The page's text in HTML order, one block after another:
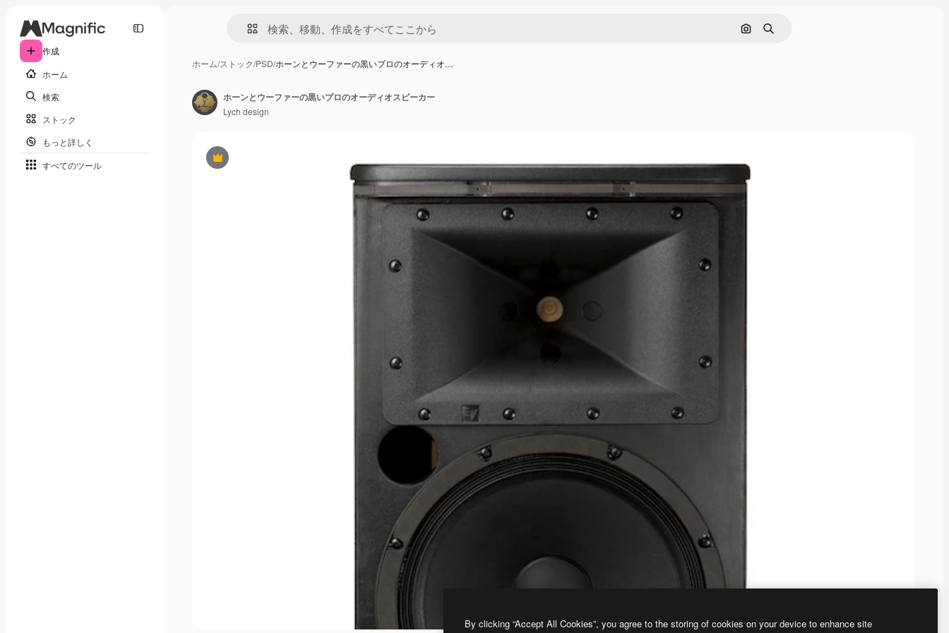
作成
ホーム
検索
ストック
もっと詳しく
すべてのツール
画像で検索
検索
ホーム/ストック/PSD/ホーンとウーファーの黒いプロのオーディオ…
Premium
ホーンとウーファーの黒いプロのオーディオスピーカー
Lych design
By clicking “Accept All Cookies”, you agree to the storing of cookies on your device to enhance site